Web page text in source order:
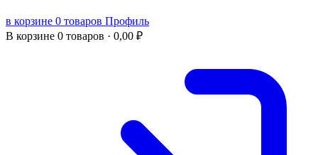
в корзине 0 товаров Профиль
В корзине 0 товаров · 0,00 ₽